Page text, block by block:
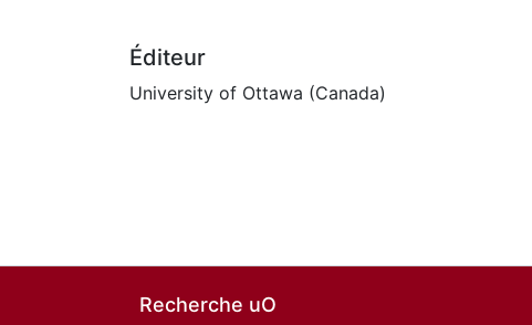
Éditeur
University of Ottawa (Canada)
Recherche uO